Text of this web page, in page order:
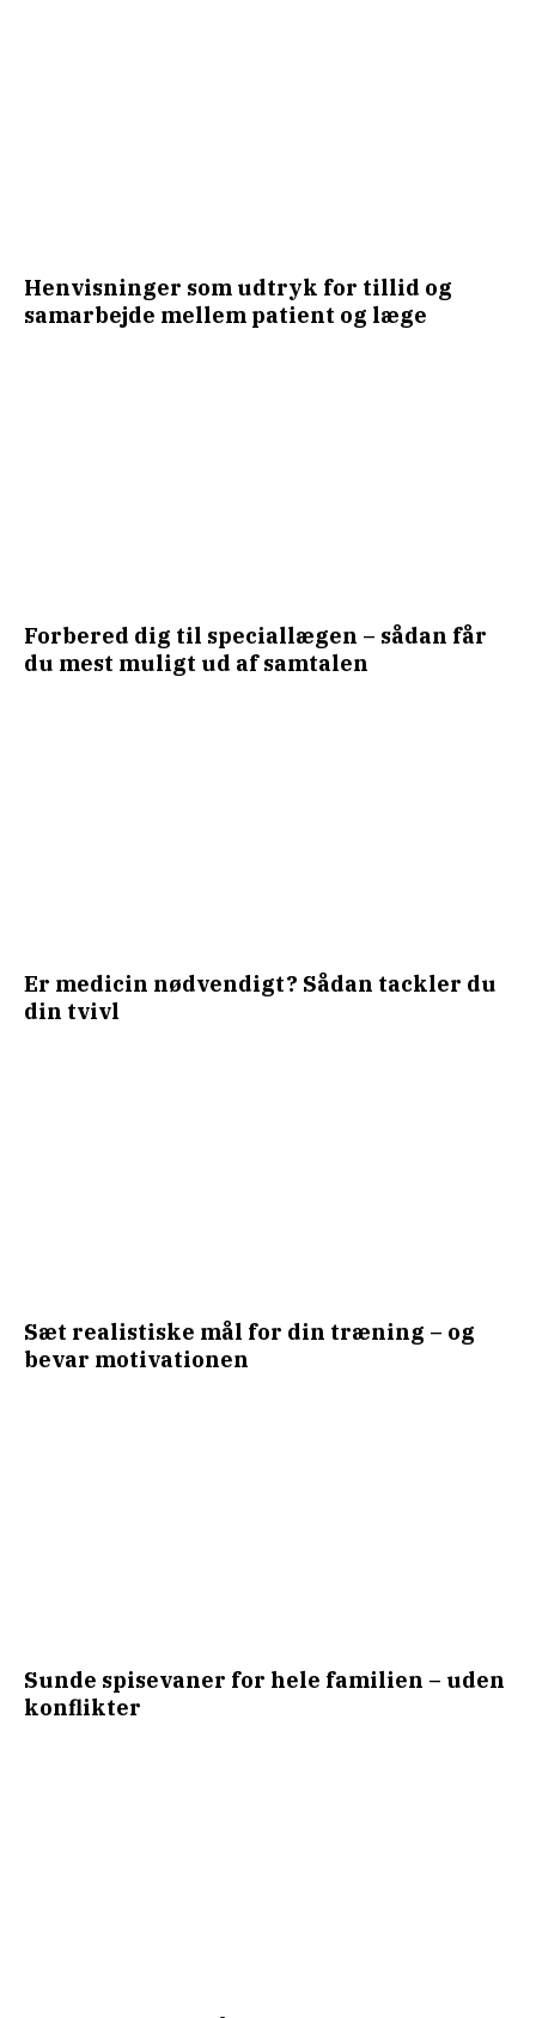
Henvisninger som udtryk for tillid og
samarbejde mellem patient og læge
Forbered dig til speciallægen – sådan får
du mest muligt ud af samtalen
Er medicin nødvendigt? Sådan tackler du
din tvivl
Sæt realistiske mål for din træning – og
bevar motivationen
Sunde spisevaner for hele familien – uden
konflikter